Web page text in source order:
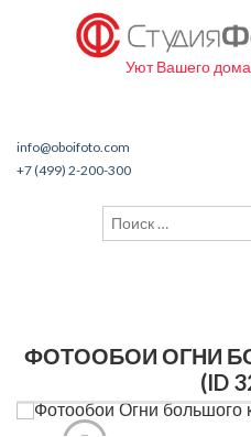
Уют Вашего дома
info@oboifoto.com
+7 (499) 2-200-300
ФОТООБОИ ОГНИ
(ID